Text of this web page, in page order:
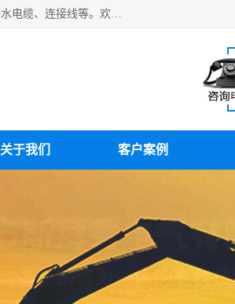
扬州市斯拜秀电缆厂专业生产：弹性电缆、弹簧电缆线、挂车螺旋线、螺旋电缆、弹簧线、螺旋线、耐海水电缆、连接线等。欢迎来电咨询！
关于我们 客户案例